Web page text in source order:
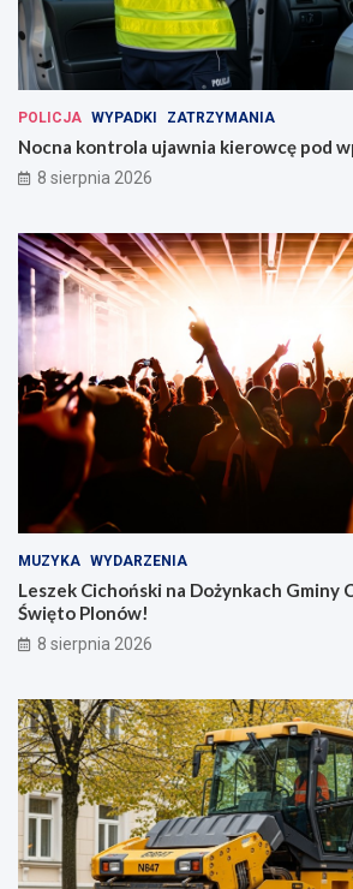
POLICJA WYPADKI ZATRZYMANIA
Nocna kontrola ujawnia kierowcę pod
8 sierpnia 2026
MUZYKA WYDARZENIA
Leszek Cichoński na Dożynkach Gminy
Święto Plonów!
8 sierpnia 2026